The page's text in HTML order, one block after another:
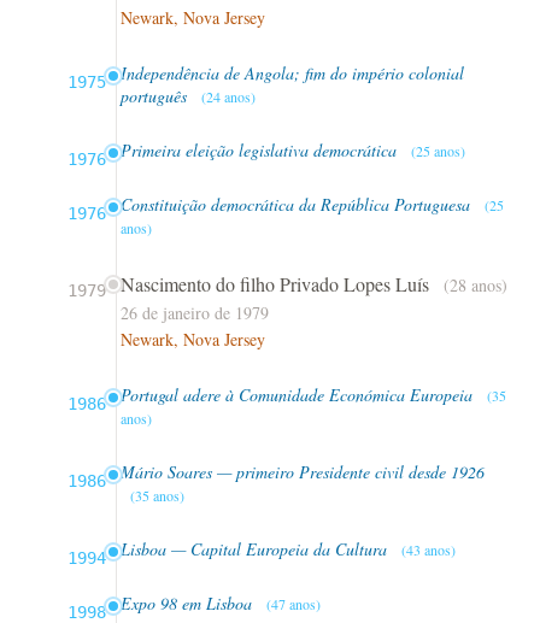
Newark, Nova Jersey
1975
Independência de Angola; fim do império colonial
português
(24 anos)
1976 Primeira eleição legislativa democrática (25 anos)
1976 Constituição democrática da República Portuguesa
(25
anos)
1979 Nascimento do filho Privado Lopes Luís
(28 anos)
26 de janeiro de 1979
Newark, Nova Jersey
1986 Portugal adere à Comunidade Económica Europeia
(35
anos)
1986 Mário Soares — primeiro Presidente civil desde 1926
(35 anos)
1994 Lisboa — Capital Europeia da Cultura (43 anos)
1998 Expo 98 em Lisboa (47 anos)